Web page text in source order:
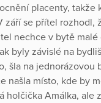
placenty,
se přítel rozhodl,
nechce v bytě
byly závislé na
šla na jednorázovou
našla místo, kde by
holčička Amálka, ale